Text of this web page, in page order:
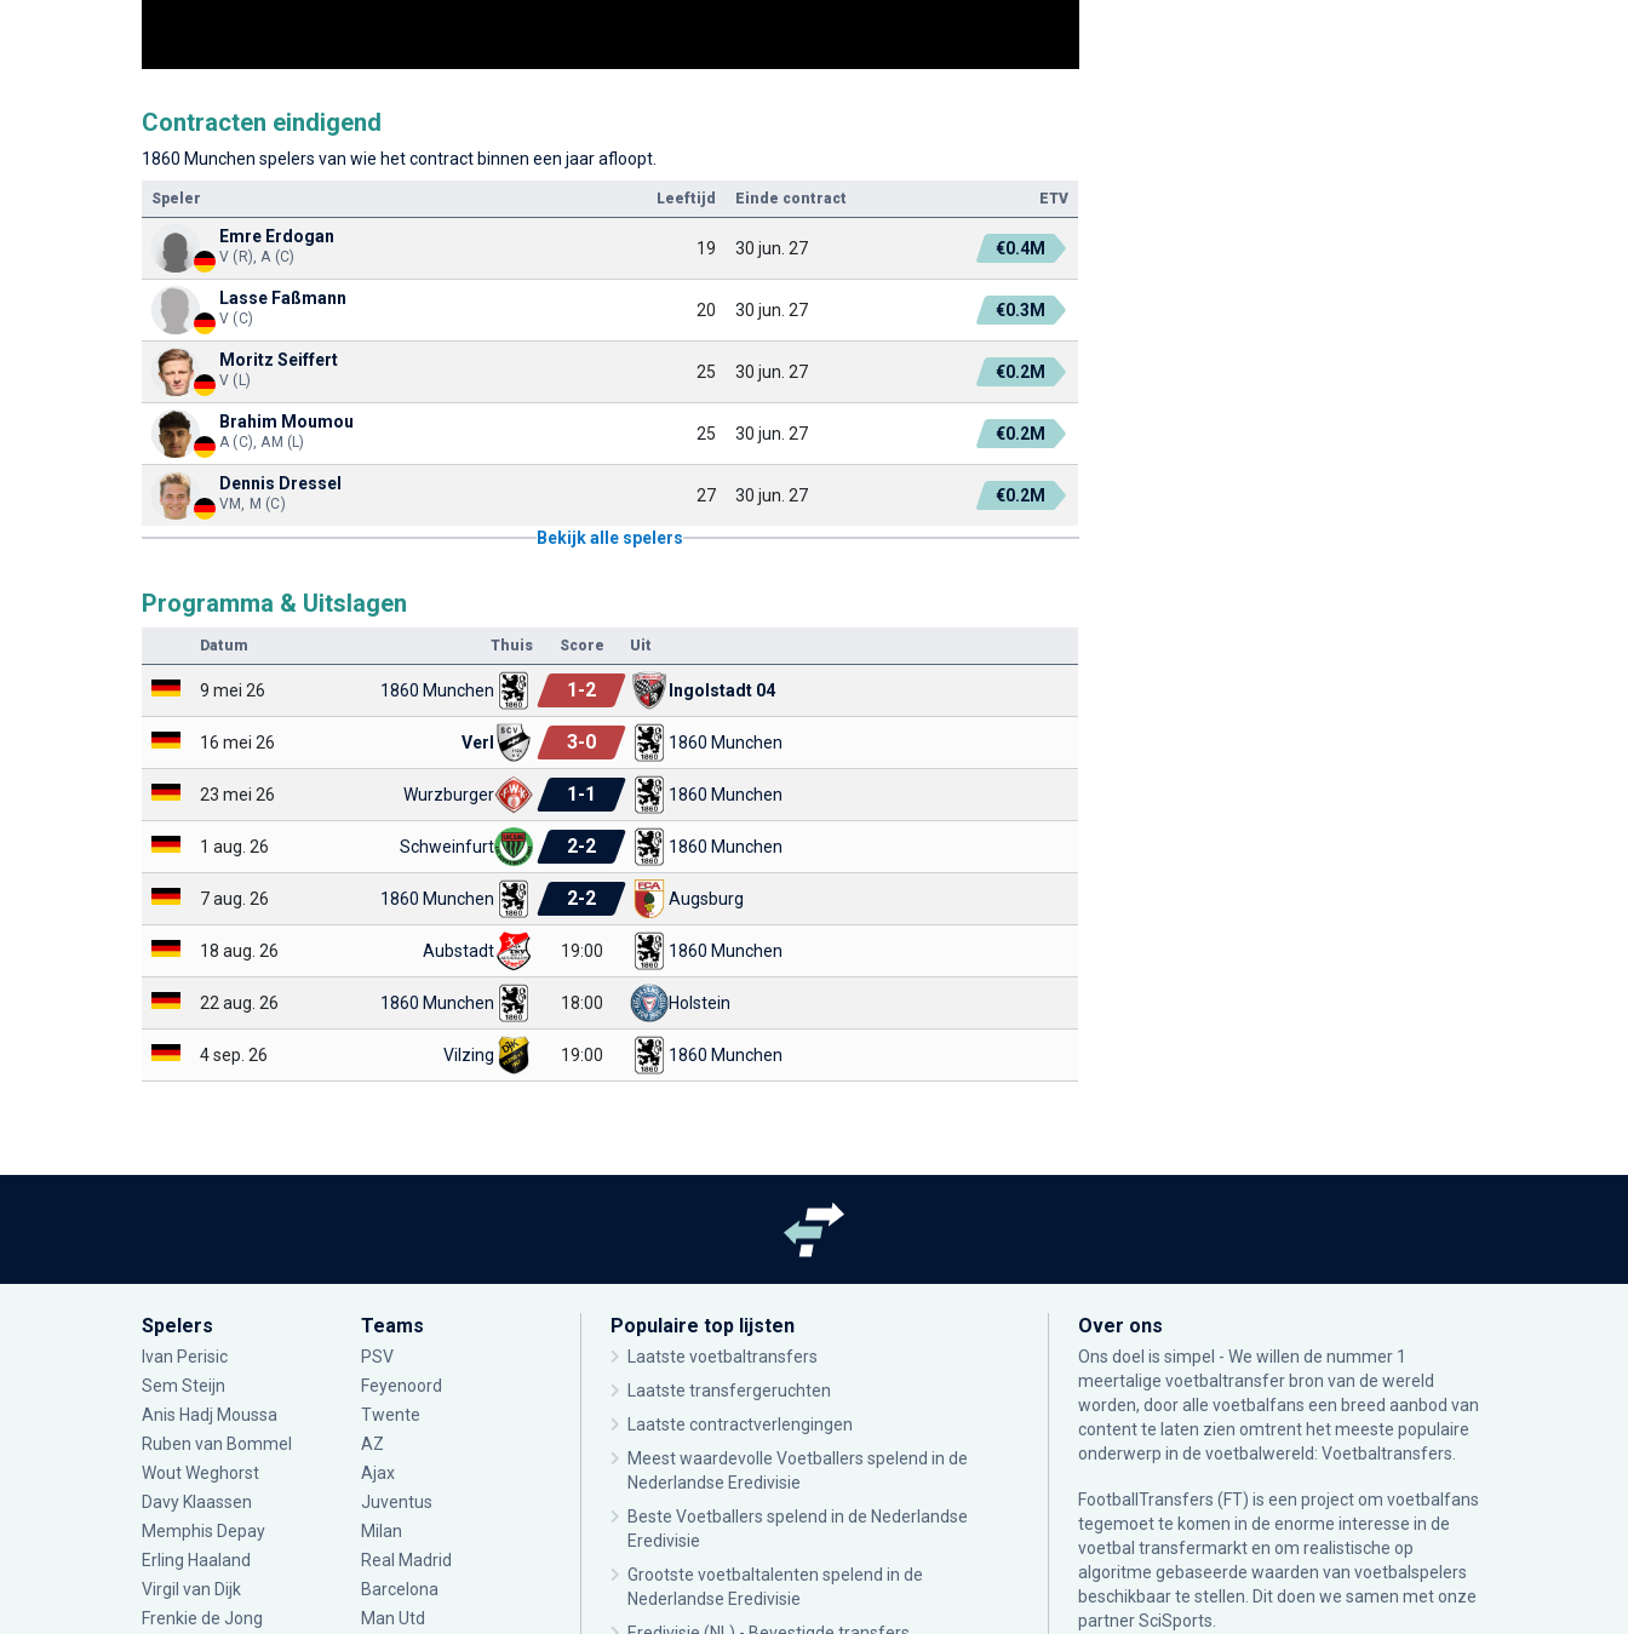
Contracten eindigend
1860 Munchen spelers van wie het contract binnen een jaar afloopt.
Speler Leeftijd Einde contract ETV
Emre Erdogan
V (R), A (C) 19 30 jun. 27 €0.4M
Lasse Faßmann
V (C) 20 30 jun. 27 €0.3M
Moritz Seiffert
V (L) 25 30 jun. 27 €0.2M
Brahim Moumou
A (C), AM (L) 25 30 jun. 27 €0.2M
Dennis Dressel
VM, M (C) 27 30 jun. 27 €0.2M
Bekijk alle spelers
Programma & Uitslagen
Datum Thuis Score Uit
9 mei 26 1860 Munchen 1-2 Ingolstadt 04
16 mei 26 Verl 3-0 1860 Munchen
23 mei 26 Wurzburger 1-1 1860 Munchen
1 aug. 26 Schweinfurt 2-2 1860 Munchen
7 aug. 26 1860 Munchen 2-2 Augsburg
18 aug. 26 Aubstadt 19:00 1860 Munchen
22 aug. 26 1860 Munchen 18:00 Holstein
4 sep. 26 Vilzing 19:00 1860 Munchen
Spelers
Ivan Perisic
Sem Steijn
Anis Hadj Moussa
Ruben van Bommel
Wout Weghorst
Davy Klaassen
Memphis Depay
Erling Haaland
Virgil van Dijk
Frenkie de Jong
Teams
PSV
Feyenoord
Twente
AZ
Ajax
Juventus
Milan
Real Madrid
Barcelona
Man Utd
Populaire top lijsten
Laatste voetbaltransfers
Laatste transfergeruchten
Laatste contractverlengingen
Meest waardevolle Voetballers spelend in de
Nederlandse Eredivisie
Beste Voetballers spelend in de Nederlandse
Eredivisie
Grootste voetbaltalenten spelend in de
Nederlandse Eredivisie
Over ons
Ons doel is simpel - We willen de nummer 1
meertalige voetbaltransfer bron van de wereld
worden, door alle voetbalfans een breed aanbod van
content te laten zien omtrent het meeste populaire
onderwerp in de voetbalwereld: Voetbaltransfers.
FootballTransfers (FT) is een project om voetbalfans
tegemoet te komen in de enorme interesse in de
voetbal transfermarkt en om realistische op
algoritme gebaseerde waarden van voetbalspelers
beschikbaar te stellen. Dit doen we samen met onze
partnerSciSports